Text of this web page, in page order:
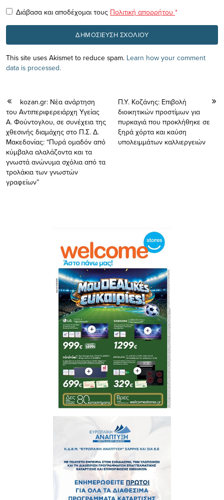
Διάβασα και αποδέχομαι τους Πολιτική απορρήτου *
This site uses Akismet to reduce spam. Learn how your comment
data is processed.
kozan.gr: Nέα ανάρτηση
του Αντιπεριφερειάρχη Υγείας
Α. Φούντογλου, σε συνέχεια της
χθεσινής διαμάχης στο Π.Σ. Δ.
Μακεδονίας: “Πυρά ομαδόν από
κύμβαλα αλαλάζοντα και τα
γνωστά ανώνυμα σχόλια από τα
τρολάκια των γνωστών
γραφείων”
Π.Υ. Κοζάνης: Επιβολή
διοικητικών προστίμων για
πυρκαγιά που προκλήθηκε σε
ξηρά χόρτα και καύση
υπολειμμάτων καλλιεργειών